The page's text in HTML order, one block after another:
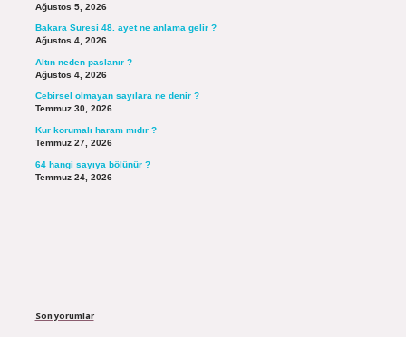
Ağustos 5, 2026
Bakara Suresi 48. ayet ne anlama gelir ?
Ağustos 4, 2026
Altın neden paslanır ?
Ağustos 4, 2026
Cebirsel olmayan sayılara ne denir ?
Temmuz 30, 2026
Kur korumalı haram mıdır ?
Temmuz 27, 2026
64 hangi sayıya bölünür ?
Temmuz 24, 2026
Son yorumlar